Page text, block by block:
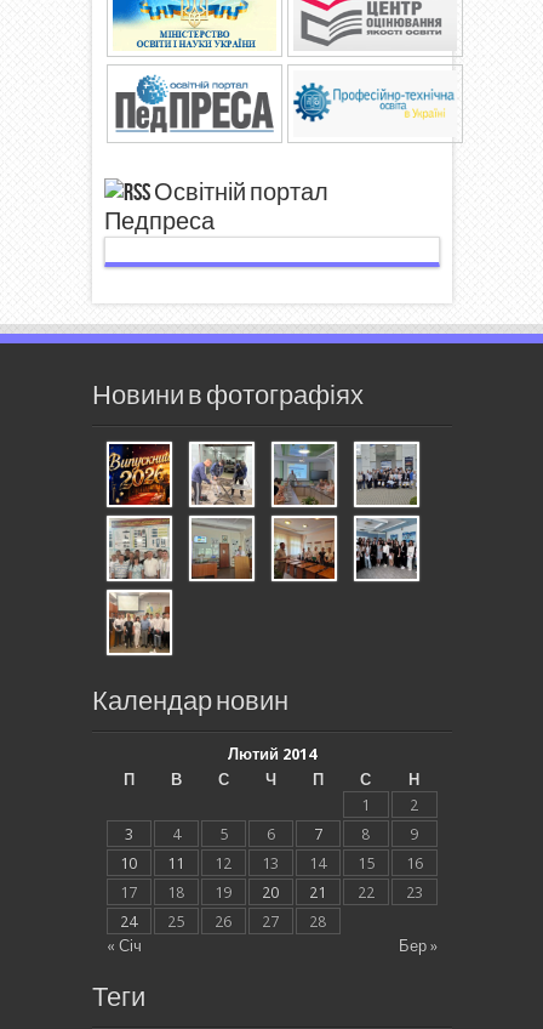
Освітній портал
Педпреса
Новини в фотографіях
Календар новин
Лютий 2014
П
В С Ч П С Н
« Січ Бер »
1
2
3
4 5 6 7 8
9
10
11 12 13 14 15
16
17
18 19 20 21 22
23
24
25 26 27 28
Теги